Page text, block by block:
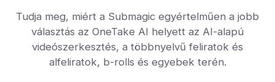
Tudja meg, miért a Submagic egyértelműen a jobb
választás az OneTake AI helyett az AI-alapú
videószerkesztés, a többnyelvű feliratok és
alfeliratok, b-rolls és egyebek terén.